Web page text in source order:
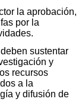
la aprobación,
por la
sustentar
y
recursos
a la
y difusión de